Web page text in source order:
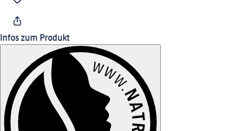
Infos zum Produkt